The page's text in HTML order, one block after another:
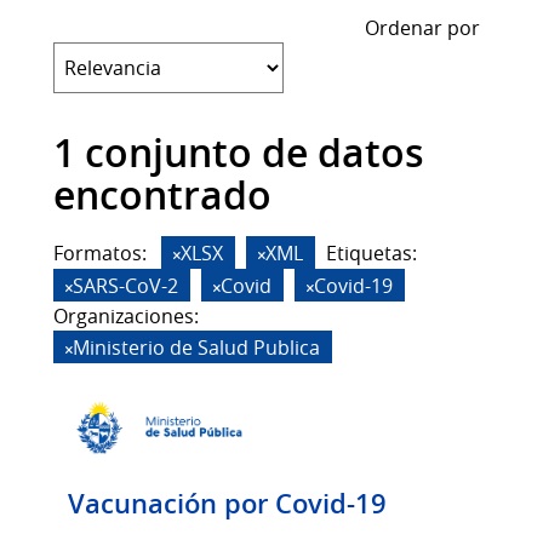
Ordenar por
1 conjunto de datos
encontrado
Formatos: XLSX XML
Etiquetas:
SARS-CoV-2
Covid
Covid-19
Organizaciones:
Ministerio de Salud Publica
Vacunación por Covid-19